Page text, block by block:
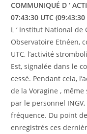
COMMUNIQUÉ D ‘
07:43:30 UTC (09:43:30
L ‘ Institut National de
Observatoire Etnéen,
UTC, l’activité
Est, signalée dans le
cessé. Pendant cela,
de la Voragine ,
par le personnel
fréquence. Du point
enregistrés ces